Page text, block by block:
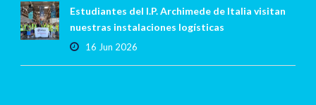
Estudiantes del I.P. Archimede de Italia visitan
nuestras instalaciones logísticas
16 Jun 2026